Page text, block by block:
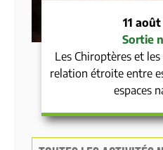
11
Sortie
Les Chiroptères et
relation étroite entre
espaces